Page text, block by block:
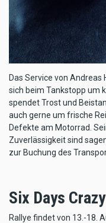
Das Service von
sich beim Tankstopp um
spendet Trost und
auch gerne um frische
Defekte am Motorrad.
Zuverlässigkeit sind
zur Buchung des
Six Days
Rallye findet von 13.-18.